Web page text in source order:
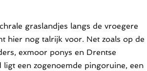
graslandjes langs de vroegere
hier nog talrijk voor. Net zoals op de
exmoor ponys en Drentse
ligt een zogenoemde pingoruine, een